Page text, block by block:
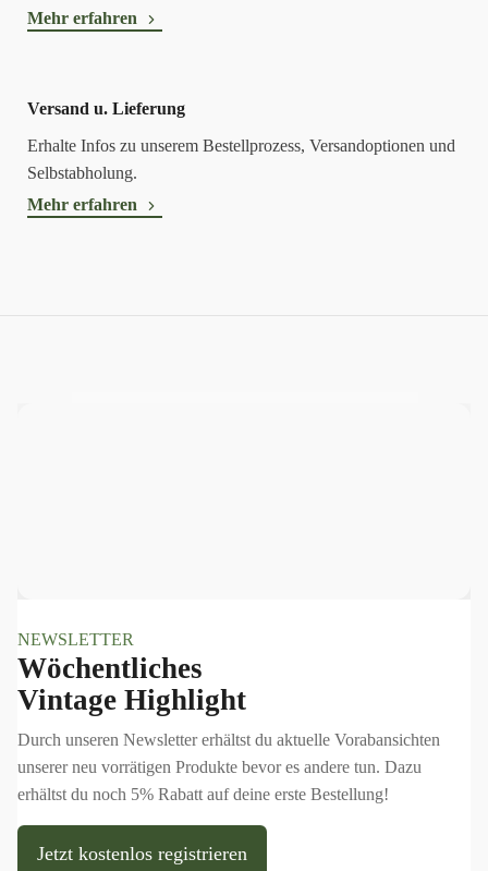
Mehr erfahren
Versand u. Lieferung
Erhalte Infos zu unserem Bestellprozess, Versandoptionen und
Selbstabholung.
Mehr erfahren
NEWSLETTER
Wöchentliches
Vintage Highlight
Durch unseren Newsletter erhältst du aktuelle Vorabansichten
unserer neu vorrätigen Produkte bevor es andere tun. Dazu
erhältst du noch 5% Rabatt auf deine erste Bestellung!
Jetzt kostenlos registrieren